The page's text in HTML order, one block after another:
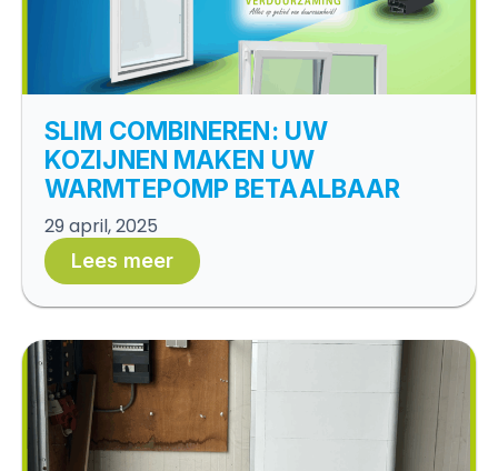
SLIM COMBINEREN: UW
KOZIJNEN MAKEN UW
WARMTEPOMP BETAALBAAR
29 april, 2025
Lees meer